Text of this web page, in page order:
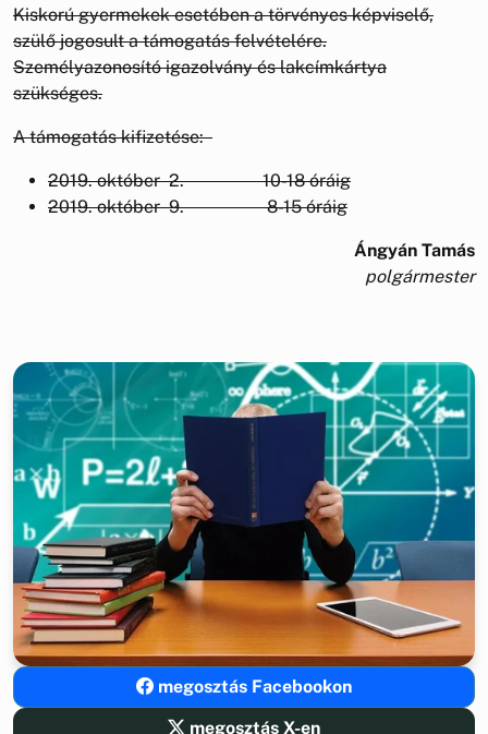
Kiskorú gyermekek esetében a törvényes képviselő,
szülő jogosult a támogatás felvételére.
Személyazonosító igazolvány és lakcímkártya
szükséges.
A támogatás kifizetése:
2019. október 2. 10-18 óráig
2019. október 9. 8-15 óráig
Ángyán Tamás
polgármester
megosztás Facebookon
megosztás X-en